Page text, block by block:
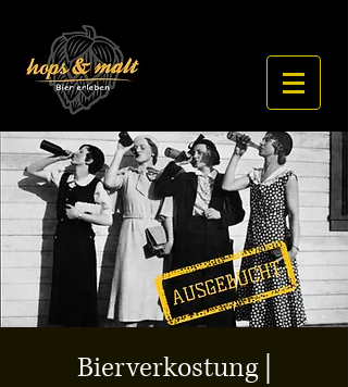
Bierverkostung |